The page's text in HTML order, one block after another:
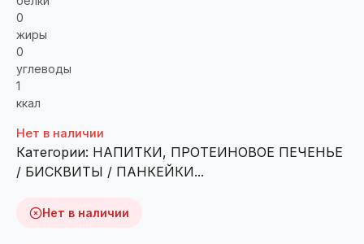
0
жиры
0
углеводы
1
ккал
Нет в наличии
Категории: НАПИТКИ, ПРОТЕИНОВОЕ ПЕЧЕНЬЕ
/ БИСКВИТЫ / ПАНКЕЙКИ...
Нет в наличии